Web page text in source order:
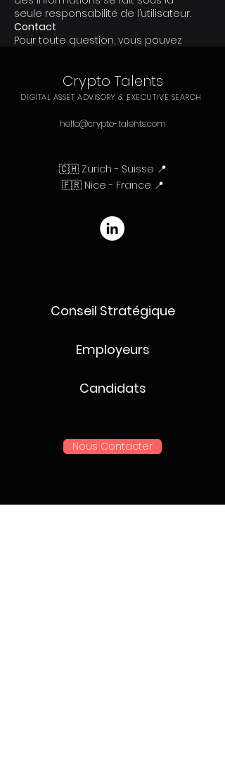
seule responsabilité de l’utilisateur.
Contact
Pour toute question, vous pouvez
Crypto Talents
DIGITAL ASSET ADVISORY & EXECUTIVE SEARCH
hello@crypto-talents.com
🇨🇭 Zurich - Suisse 📍
🇫🇷 Nice - France 📍
Conseil Stratégique
Employeurs
Candidats
Nous Contacter